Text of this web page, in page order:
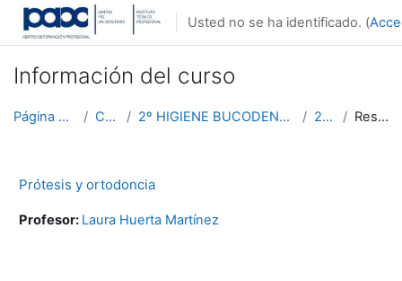
Salta al contenido principal
Usted no se ha identificado. (
Información del curso
Página Principal Cursos 2º HIGIENE BUCODENTAL PRESENCIAL 2HB.6 Resumen
Prótesis y ortodoncia
Profesor: Laura Huerta Martínez